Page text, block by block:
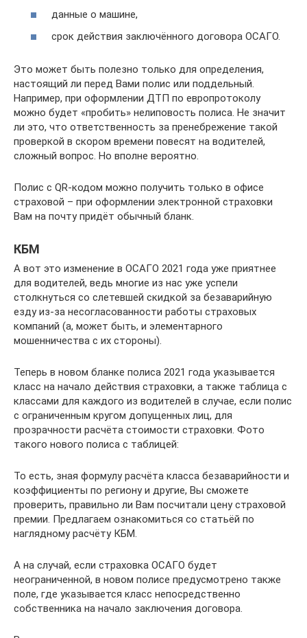
данные о машине,
срок действия заключённого договора ОСАГО.
Это может быть полезно только для определения,
настоящий ли перед Вами полис или поддельный.
Например, при оформлении ДТП по европротоколу
можно будет «пробить» нелиповость полиса. Не значит
ли это, что ответственность за пренебрежение такой
проверкой в скором времени повесят на водителей,
сложный вопрос. Но вполне вероятно.
Полис с QR-кодом можно получить только в офисе
страховой – при оформлении электронной страховки
Вам на почту придёт обычный бланк.
КБМ
А вот это изменение в ОСАГО 2021 года уже приятнее
для водителей, ведь многие из нас уже успели
столкнуться со слетевшей скидкой за безаварийную
езду из-за несогласованности работы страховых
компаний (а, может быть, и элементарного
мошенничества с их стороны).
Теперь в новом бланке полиса 2021 года указывается
класс на начало действия страховки, а также таблица с
классами для каждого из водителей в случае, если полис
с ограниченным кругом допущенных лиц, для
прозрачности расчёта стоимости страховки. Фото
такого нового полиса с таблицей:
То есть, зная формулу расчёта класса безаварийности и
коэффициенты по региону и другие, Вы сможете
проверить, правильно ли Вам посчитали цену страховой
премии. Предлагаем ознакомиться со статьёй по
наглядному расчёту КБМ.
А на случай, если страховка ОСАГО будет
неограниченной, в новом полисе предусмотрено также
поле, где указывается класс непосредственно
собственника на начало заключения договора.